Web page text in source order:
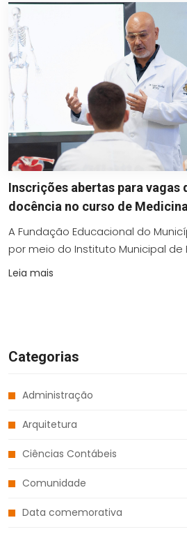
Inscrições abertas para vagas
docência no curso de
A Fundação Educacional do
por meio do Instituto Municipal de
Leia mais
Categorias
Administração
Arquitetura
Ciências Contábeis
Comunidade
Data comemorativa